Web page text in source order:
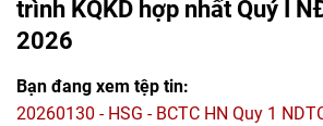
trình KQKD hợp nhất Quý I
2026
Bạn đang xem tệp tin:
20260130 - HSG - BCTC HN Quy 1